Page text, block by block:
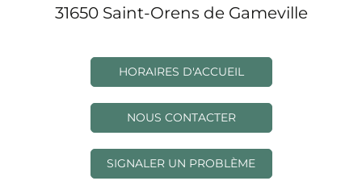
31650 Saint-Orens de Gameville
HORAIRES D'ACCUEIL
NOUS CONTACTER
SIGNALER UN PROBLÈME